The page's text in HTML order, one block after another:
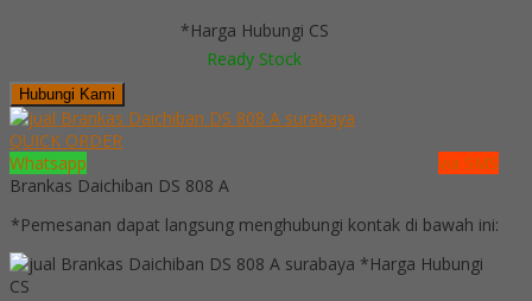
*Harga Hubungi CS
Ready Stock
Hubungi Kami
QUICK ORDER
Whatsapp
via SMS
Brankas Daichiban DS 808 A
*Pemesanan dapat langsung menghubungi kontak di bawah ini:
*Harga Hubungi
CS